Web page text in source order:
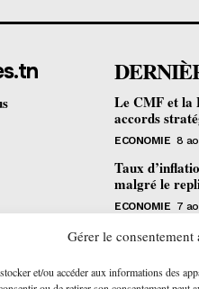
Gérer le
et/ou accéder aux informations des
Le CMF et la
accords
ECONOMIE 8
Taux
malgré le
ECONOMIE 7
Une
ENTREPRENEUR